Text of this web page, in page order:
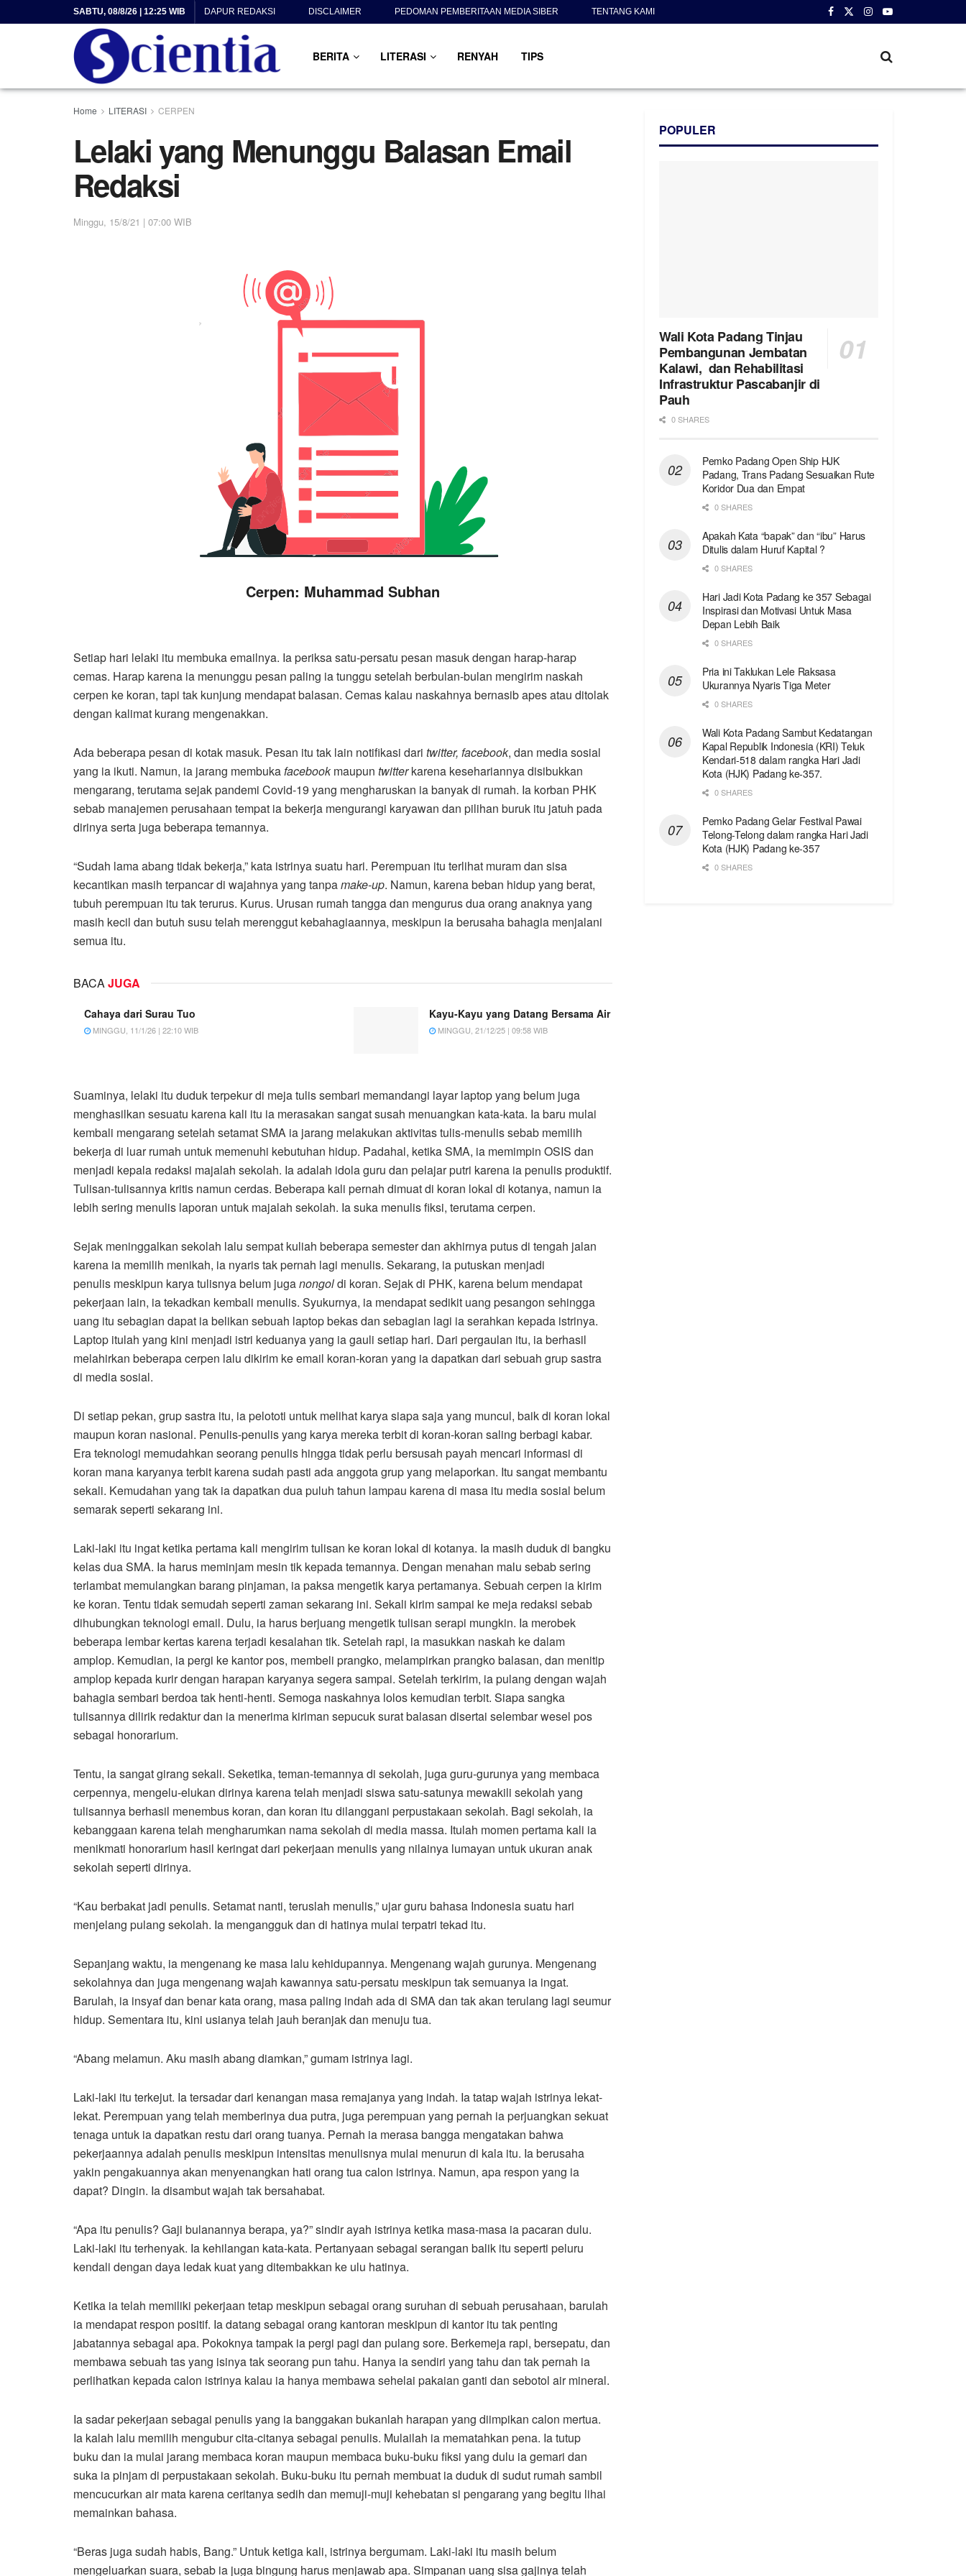
SABTU, 08/8/26 | 12:25 WIB DAPUR REDAKSI DISCLAIMER PEDOMAN PEMBERITAAN MEDIA SIBER TENTANG KAMI
BERITA LITERASI RENYAH TIPS
Home LITERASI CERPEN
Lelaki yang Menunggu Balasan Email
Redaksi
Minggu, 15/8/21 | 07:00 WIB
Cerpen: Muhammad Subhan
Setiap hari lelaki itu membuka emailnya. Ia periksa satu-persatu pesan masuk dengan harap-harap
cemas. Harap karena ia menunggu pesan paling ia tunggu setelah berbulan-bulan mengirim naskah
cerpen ke koran, tapi tak kunjung mendapat balasan. Cemas kalau naskahnya bernasib apes atau ditolak
dengan kalimat kurang mengenakkan.
Ada beberapa pesan di kotak masuk. Pesan itu tak lain notifikasi dari twitter, facebook, dan media sosial
yang ia ikuti. Namun, ia jarang membukafacebookmaupun twitterkarena kesehariannya disibukkan
mengarang, terutama sejak pandemi Covid-19 yang mengharuskan ia banyak di rumah. Ia korban PHK
sebab manajemen perusahaan tempat ia bekerja mengurangi karyawan dan pilihan buruk itu jatuh pada
dirinya serta juga beberapa temannya.
“Sudah lama abang tidak bekerja,” kata istrinya suatu hari. Perempuan itu terlihat muram dan sisa
kecantikan masih terpancar di wajahnya yang tanpamake-up. Namun, karena beban hidup yang berat,
tubuh perempuan itu tak terurus. Kurus. Urusan rumah tangga dan mengurus dua orang anaknya yang
masih kecil dan butuh susu telah merenggut kebahagiaannya, meskipun ia berusaha bahagia menjalani
semua itu.
BACAJUGA
Cahaya dari Surau Tuo
MINGGU, 11/1/26 | 22:10 WIB
Kayu-Kayu yang Datang Bersama Air
MINGGU, 21/12/25 | 09:58 WIB
Suaminya, lelaki itu duduk terpekur di meja tulis sembari memandangi layar laptop yang belum juga
menghasilkan sesuatu karena kali itu ia merasakan sangat susah menuangkan kata-kata. Ia baru mulai
kembali mengarang setelah setamat SMA ia jarang melakukan aktivitas tulis-menulis sebab memilih
bekerja di luar rumah untuk memenuhi kebutuhan hidup. Padahal, ketika SMA, ia memimpin OSIS dan
menjadi kepala redaksi majalah sekolah. Ia adalah idola guru dan pelajar putri karena ia penulis produktif.
Tulisan-tulisannya kritis namun cerdas. Beberapa kali pernah dimuat di koran lokal di kotanya, namun ia
lebih sering menulis laporan untuk majalah sekolah. Ia suka menulis fiksi, terutama cerpen.
Sejak meninggalkan sekolah lalu sempat kuliah beberapa semester dan akhirnya putus di tengah jalan
karena ia memilih menikah, ia nyaris tak pernah lagi menulis. Sekarang, ia putuskan menjadi
penulis meskipun karya tulisnya belum juganongoldi koran. Sejak di PHK, karena belum mendapat
pekerjaan lain, ia tekadkan kembali menulis. Syukurnya, ia mendapat sedikit uang pesangon sehingga
uang itu sebagian dapat ia belikan sebuah laptop bekas dan sebagian lagi ia serahkan kepada istrinya.
Laptop itulah yang kini menjadi istri keduanya yang ia gauli setiap hari. Dari pergaulan itu, ia berhasil
melahirkan beberapa cerpen lalu dikirim ke email koran-koran yang ia dapatkan dari sebuah grup sastra
di media sosial.
Di setiap pekan, grup sastra itu, ia pelototi untuk melihat karya siapa saja yang muncul, baik di koran lokal
maupun koran nasional. Penulis-penulis yang karya mereka terbit di koran-koran saling berbagi kabar.
Era teknologi memudahkan seorang penulis hingga tidak perlu bersusah payah mencari informasi di
koran mana karyanya terbit karena sudah pasti ada anggota grup yang melaporkan. Itu sangat membantu
sekali. Kemudahan yang tak ia dapatkan dua puluh tahun lampau karena di masa itu media sosial belum
semarak seperti sekarang ini.
Laki-laki itu ingat ketika pertama kali mengirim tulisan ke koran lokal di kotanya. Ia masih duduk di bangku
kelas dua SMA. Ia harus meminjam mesin tik kepada temannya. Dengan menahan malu sebab sering
terlambat memulangkan barang pinjaman, ia paksa mengetik karya pertamanya. Sebuah cerpen ia kirim
ke koran. Tentu tidak semudah seperti zaman sekarang ini. Sekali kirim sampai ke meja redaksi sebab
dihubungkan teknologi email. Dulu, ia harus berjuang mengetik tulisan serapi mungkin. Ia merobek
beberapa lembar kertas karena terjadi kesalahan tik. Setelah rapi, ia masukkan naskah ke dalam
amplop. Kemudian, ia pergi ke kantor pos, membeli prangko, melampirkan prangko balasan, dan menitip
amplop kepada kurir dengan harapan karyanya segera sampai. Setelah terkirim, ia pulang dengan wajah
bahagia sembari berdoa tak henti-henti. Semoga naskahnya lolos kemudian terbit. Siapa sangka
tulisannya dilirik redaktur dan ia menerima kiriman sepucuk surat balasan disertai selembar wesel pos
sebagai honorarium.
Tentu, ia sangat girang sekali. Seketika, teman-temannya di sekolah, juga guru-gurunya yang membaca
cerpennya, mengelu-elukan dirinya karena telah menjadi siswa satu-satunya mewakili sekolah yang
tulisannya berhasil menembus koran, dan koran itu dilanggani perpustakaan sekolah. Bagi sekolah, ia
kebanggaan karena telah mengharumkan nama sekolah di media massa. Itulah momen pertama kali ia
menikmati honorarium hasil keringat dari pekerjaan menulis yang nilainya lumayan untuk ukuran anak
sekolah seperti dirinya.
“Kau berbakat jadi penulis. Setamat nanti, teruslah menulis,” ujar guru bahasa Indonesia suatu hari
menjelang pulang sekolah. Ia mengangguk dan di hatinya mulai terpatri tekad itu.
Sepanjang waktu, ia mengenang ke masa lalu kehidupannya. Mengenang wajah gurunya. Mengenang
sekolahnya dan juga mengenang wajah kawannya satu-persatu meskipun tak semuanya ia ingat.
Barulah, ia insyaf dan benar kata orang, masa paling indah ada di SMA dan tak akan terulang lagi seumur
hidup. Sementara itu, kini usianya telah jauh beranjak dan menuju tua.
“Abang melamun. Aku masih abang diamkan,” gumam istrinya lagi.
Laki-laki itu terkejut. Ia tersadar dari kenangan masa remajanya yang indah. Ia tatap wajah istrinya lekat-
lekat. Perempuan yang telah memberinya dua putra, juga perempuan yang pernah ia perjuangkan sekuat
tenaga untuk ia dapatkan restu dari orang tuanya. Pernah ia merasa bangga mengatakan bahwa
pekerjaannya adalah penulis meskipun intensitas menulisnya mulai menurun di kala itu. Ia berusaha
yakin pengakuannya akan menyenangkan hati orang tua calon istrinya. Namun, apa respon yang ia
dapat? Dingin. Ia disambut wajah tak bersahabat.
“Apa itu penulis? Gaji bulanannya berapa, ya?” sindir ayah istrinya ketika masa-masa ia pacaran dulu.
Laki-laki itu terhenyak. Ia kehilangan kata-kata. Pertanyaan sebagai serangan balik itu seperti peluru
kendali dengan daya ledak kuat yang ditembakkan ke ulu hatinya.
Ketika ia telah memiliki pekerjaan tetap meskipun sebagai orang suruhan di sebuah perusahaan, barulah
ia mendapat respon positif. Ia datang sebagai orang kantoran meskipun di kantor itu tak penting
jabatannya sebagai apa. Pokoknya tampak ia pergi pagi dan pulang sore. Berkemeja rapi, bersepatu, dan
membawa sebuah tas yang isinya tak seorang pun tahu. Hanya ia sendiri yang tahu dan tak pernah ia
perlihatkan kepada calon istrinya kalau ia hanya membawa sehelai pakaian ganti dan sebotol air mineral.
Ia sadar pekerjaan sebagai penulis yang ia banggakan bukanlah harapan yang diimpikan calon mertua.
Ia kalah lalu memilih mengubur cita-citanya sebagai penulis. Mulailah ia mematahkan pena. Ia tutup
buku dan ia mulai jarang membaca koran maupun membaca buku-buku fiksi yang dulu ia gemari dan
suka ia pinjam di perpustakaan sekolah. Buku-buku itu pernah membuat ia duduk di sudut rumah sambil
mencucurkan air mata karena ceritanya sedih dan memuji-muji kehebatan si pengarang yang begitu lihai
memainkan bahasa.
“Beras juga sudah habis, Bang.” Untuk ketiga kali, istrinya bergumam. Laki-laki itu masih belum
mengeluarkan suara, sebab ia juga bingung harus menjawab apa. Simpanan uang sisa gajinya telah
POPULER
Wali Kota Padang Tinjau
Pembangunan Jembatan
Kalawi, dan Rehabilitasi
Infrastruktur Pascabanjir di
Pauh
0 SHARES
Pemko Padang Open Ship HJK
Padang, Trans Padang Sesuaikan Rute
Koridor Dua dan Empat
0 SHARES
Apakah Kata “bapak” dan “ibu” Harus
Ditulis dalam Huruf Kapital ?
0 SHARES
Hari Jadi Kota Padang ke 357 Sebagai
Inspirasi dan Motivasi Untuk Masa
Depan Lebih Baik
0 SHARES
Pria ini Taklukan Lele Raksasa
Ukurannya Nyaris Tiga Meter
0 SHARES
Wali Kota Padang Sambut Kedatangan
Kapal Republik Indonesia (KRI) Teluk
Kendari-518 dalam rangka Hari Jadi
Kota (HJK) Padang ke-357.
0 SHARES
Pemko Padang Gelar Festival Pawai
Telong-Telong dalam rangka Hari Jadi
Kota (HJK) Padang ke-357
0 SHARES